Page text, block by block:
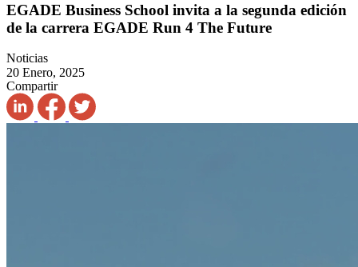
EGADE Business School invita a la segunda edición
de la carrera EGADE Run 4 The Future
Noticias
20 Enero, 2025
Compartir